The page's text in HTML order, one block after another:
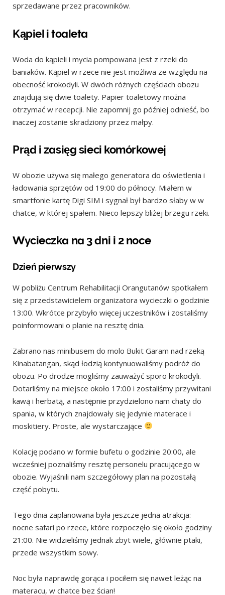
sprzedawane przez pracowników.
Kąpiel i toaleta
Woda do kąpieli i mycia pompowana jest z rzeki do
baniaków. Kąpiel w rzece nie jest możliwa ze względu na
obecność krokodyli. W dwóch różnych częściach obozu
znajdują się dwie toalety. Papier toaletowy można
otrzymać w recepcji. Nie zapomnij go później odnieść, bo
inaczej zostanie skradziony przez małpy.
Prąd i zasięg sieci komórkowej
W obozie używa się małego generatora do oświetlenia i
ładowania sprzętów od 19:00 do północy. Miałem w
smartfonie kartę Digi SIM i sygnał był bardzo słaby w w
chatce, w której spałem. Nieco lepszy bliżej brzegu rzeki.
Wycieczka na 3 dni i 2 noce
Dzień pierwszy
W pobliżu Centrum Rehabilitacji Orangutanów spotkałem
się z przedstawicielem organizatora wycieczki o godzinie
13:00. Wkrótce przybyło więcej uczestników i zostaliśmy
poinformowani o planie na resztę dnia.
Zabrano nas minibusem do molo Bukit Garam nad rzeką
Kinabatangan, skąd łodzią kontynuowaliśmy podróż do
obozu. Po drodze mogliśmy zauważyć sporo krokodyli.
Dotarliśmy na miejsce około 17:00 i zostaliśmy przywitani
kawą i herbatą, a następnie przydzielono nam chaty do
spania, w których znajdowały się jedynie materace i
moskitiery. Proste, ale wystarczające
Kolację podano w formie bufetu o godzinie 20:00, ale
wcześniej poznaliśmy resztę personelu pracującego w
obozie. Wyjaśnili nam szczegółowy plan na pozostałą
część pobytu.
Tego dnia zaplanowana była jeszcze jedna atrakcja:
nocne safari po rzece, które rozpoczęło się około godziny
21:00. Nie widzieliśmy jednak zbyt wiele, głównie ptaki,
przede wszystkim sowy.
Noc była naprawdę gorąca i pociłem się nawet leżąc na
materacu, w chatce bez ścian!